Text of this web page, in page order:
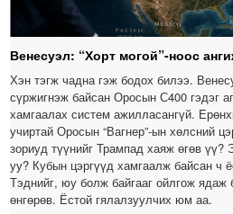
Венесуэл: “Хорт могой”-ноос
Хэн тэгж чадна гэж бодох билээ.
сүржигнэж байсан Оросын С400 гэдэг
хамгаалах систем ажилласангүй.
учиртай Оросын “Вагнер”-ын хөлсний
зориуд түүнийг Трампад хаяж өгөв
уу? Кубын цэргүүд хамгаалж байсан ч
Тэднийг, юу болж байгааг ойлгож ядаж
өнгөрөв. Ёстой гялалзуулчих юм аа.